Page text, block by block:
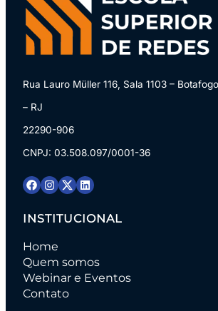
Rua Lauro Müller 116, Sala 1103 –
– RJ
22290-906
CNPJ: 03.508.097/0001-36
INSTITUCIONAL
Home
Quem somos
Webinar e Eventos
Contato